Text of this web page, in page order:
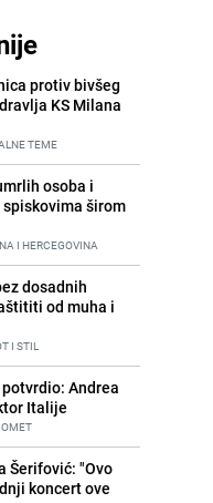
i
iz Bosanskog
I HERCEGOVINA
od
bez pečenja,
bez imalo muke
za kremast i
na Uni:
(39),
I HERCEGOVINA
Pogledajte
metra koju su
protiv bivšeg
KS Milana
TEME
osoba i
širom
I HERCEGOVINA
dosadnih
od muha i
I STIL
Andrea
Italije
Šerifović: "Ovo
koncert ove